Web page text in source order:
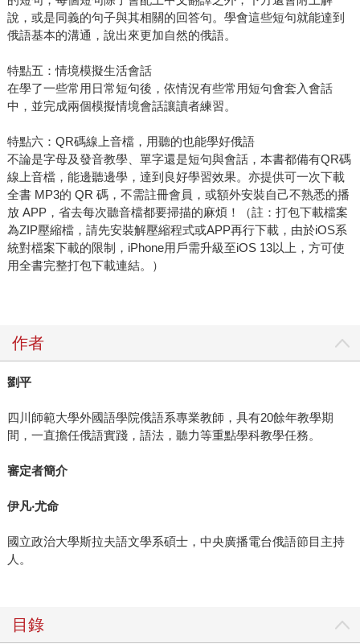
說，或是同義的句子與其相關的回答句。學會這些短句就能達到
俄語基本的溝通，說出來更加自然的俄語。
特點五：情境模擬生活會話
在學了一些常用日常短句後，依情況有些常用短句會套入會話
中，並完成兩個模擬情境會話讓讀者練習。
特點六：QR碼線上音檔，用聽的也能學好俄語
不論是字母及發音教學、單字還是短句與會話，本書都備有QR碼
線上音檔，能邊聽邊學，達到良好學習效果。亦提供可一次下載
全書 MP3的 QR 碼，不需註冊會員，或額外安裝自己不熟悉的播
放 APP，省去每次聽音檔都要掃描的麻煩！（註：打包下載檔案
為ZIP壓縮檔，請先安裝解壓縮程式或APP再行下載，由於iOS系
統對檔案下載的限制，iPhone用戶需升級至iOS 13以上，方可使
用全書完整打包下載連結。）
作者
劉平
四川師範大學外國語學院俄語系專業教師，具有20餘年教學期
間，一直擔任俄語實踐，語法，聽力等重點學科教學任務。
審定者簡介
伊凡‧尤命
國立政治大學斯拉夫語文學系碩士，中央廣播電台俄語節目主持
人。
目錄